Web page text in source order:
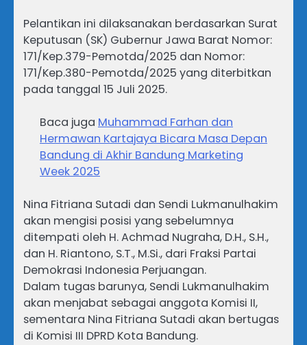
Pelantikan ini dilaksanakan berdasarkan Surat
Keputusan (SK) Gubernur Jawa Barat Nomor:
171/Kep.379-Pemotda/2025 dan Nomor:
171/Kep.380-Pemotda/2025 yang diterbitkan
pada tanggal 15 Juli 2025.
Baca juga Muhammad Farhan dan
Hermawan Kartajaya Bicara Masa Depan
Bandung di Akhir Bandung Marketing
Week 2025
Nina Fitriana Sutadi dan Sendi Lukmanulhakim
akan mengisi posisi yang sebelumnya
ditempati oleh H. Achmad Nugraha, D.H., S.H.,
dan H. Riantono, S.T., M.Si., dari Fraksi Partai
Demokrasi Indonesia Perjuangan.
Dalam tugas barunya, Sendi Lukmanulhakim
akan menjabat sebagai anggota Komisi II,
sementara Nina Fitriana Sutadi akan bertugas
di Komisi III DPRD Kota Bandung.